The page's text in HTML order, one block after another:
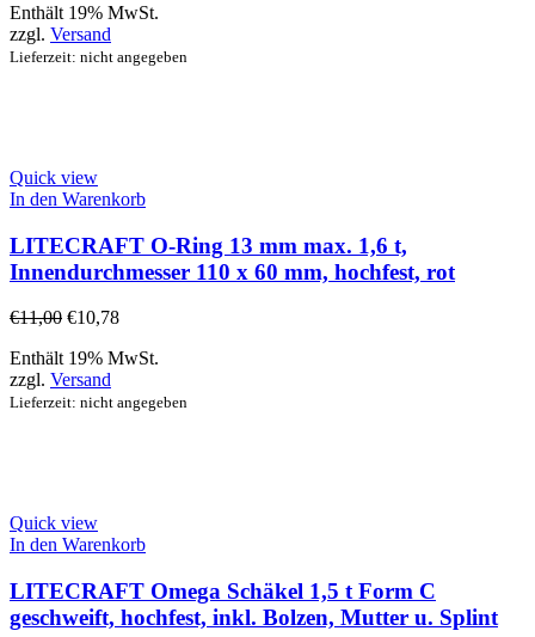
Enthält 19% MwSt.
zzgl. Versand
Lieferzeit: nicht angegeben
Quick view
In den Warenkorb
LITECRAFT O-Ring 13 mm max. 1,6 t,
Innendurchmesser 110 x 60 mm, hochfest, rot
€11,00 €10,78
Enthält 19% MwSt.
zzgl. Versand
Lieferzeit: nicht angegeben
Quick view
In den Warenkorb
LITECRAFT Omega Schäkel 1,5 t Form C
geschweift, hochfest, inkl. Bolzen, Mutter u. Splint